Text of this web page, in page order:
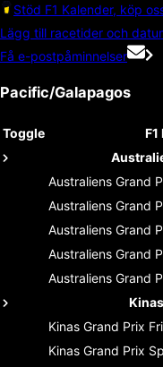
Stöd F1 Kalender, köp
Lägg till racetider och
Få e-postpåminnelser
Pacific/Galapagos
Toggle F1
Australiens Grand
Australiens Grand
Australiens Grand
Australiens Grand
Australiens Grand
Kinas Grand Prix
Kinas Grand Prix